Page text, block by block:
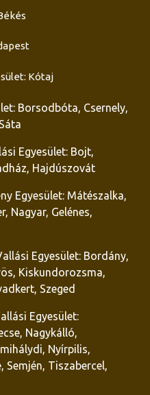
Kótaj
Borsodbóta, Csernely,
Egyesület: Bojt,
Hajdúszovát
Egyesület: Mátészalka,
Nagyar, Gelénes,
Egyesület: Bordány,
Kiskundorozsma,
Szeged
Egyesület:
Nagykálló,
Nyírpilis,
Semjén, Tiszabercel,